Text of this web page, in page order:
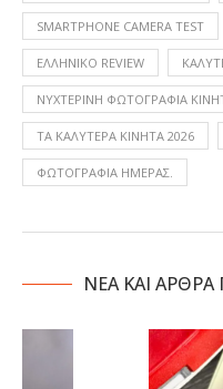
SMARTPHONE CAMERA TEST
ΕΛΛΗΝΙΚΌ REVIEW
ΝΥΧΤΕΡΙΝΉ ΦΩΤΟΓΡΑΦΊΑ
ΤΑ ΚΑΛΎΤΕΡΑ ΚΙΝΗΤΆ 2026
ΦΩΤΟΓΡΑΦΊΑ ΗΜΈΡΑΣ.
NΕΑ ΚΑΙ